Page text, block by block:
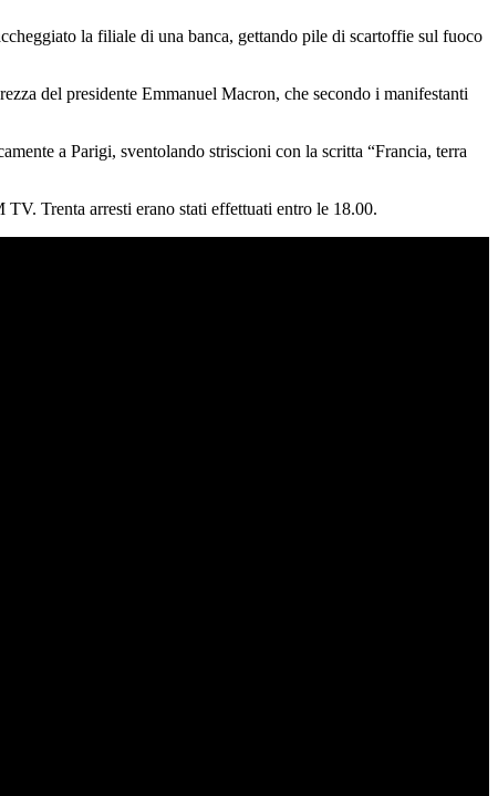
la filiale di una banca, gettando pile di scartoffie sul fuoco
del presidente Emmanuel Macron, che secondo i manifestanti
a Parigi, sventolando striscioni con la scritta “Francia, terra
Trenta arresti erano stati effettuati entro le 18.00.